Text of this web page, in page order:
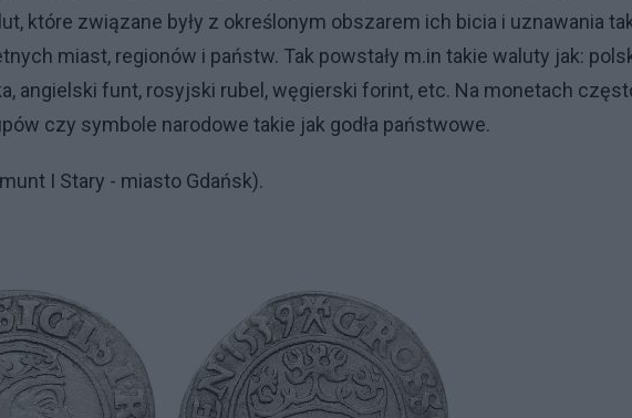
które związane były z określonym obszarem ich bicia i uznawania
miast, regionów i państw. Tak powstały m.in takie waluty jak:
angielski funt, rosyjski rubel, węgierski forint, etc. Na monetach
czy symbole narodowe takie jak godła państwowe.
I Stary - miasto Gdańsk).